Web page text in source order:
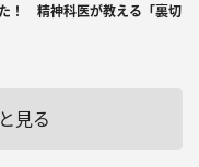
！ 精神科医が教える「裏切
見る